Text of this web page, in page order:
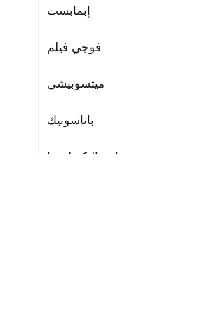
إبمابست
فوجي فيلم
ميتسوبيشي
باناسونيك
مراوح التكنولوجيا